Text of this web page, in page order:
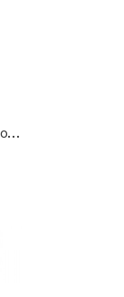
Cantimplora Militar con jarro metálico 0.815 lt Zlip